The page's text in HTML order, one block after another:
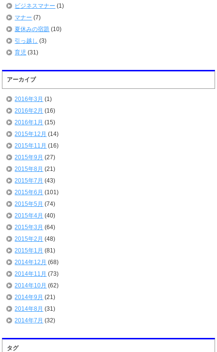
ビジネスマナー (1)
マナー (7)
夏休みの宿題 (10)
引っ越し (3)
育児 (31)
アーカイブ
2016年3月 (1)
2016年2月 (16)
2016年1月 (15)
2015年12月 (14)
2015年11月 (16)
2015年9月 (27)
2015年8月 (21)
2015年7月 (43)
2015年6月 (101)
2015年5月 (74)
2015年4月 (40)
2015年3月 (64)
2015年2月 (48)
2015年1月 (81)
2014年12月 (68)
2014年11月 (73)
2014年10月 (62)
2014年9月 (21)
2014年8月 (31)
2014年7月 (32)
タグ